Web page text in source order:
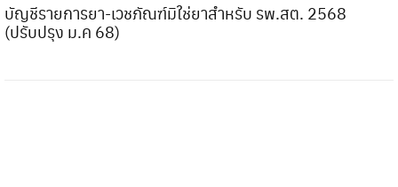
บัญชีรายการยา-เวชภัณฑ์มิใช่ยาสำหรับ รพ.สต. 2568
(ปรับปรุง ม.ค 68)